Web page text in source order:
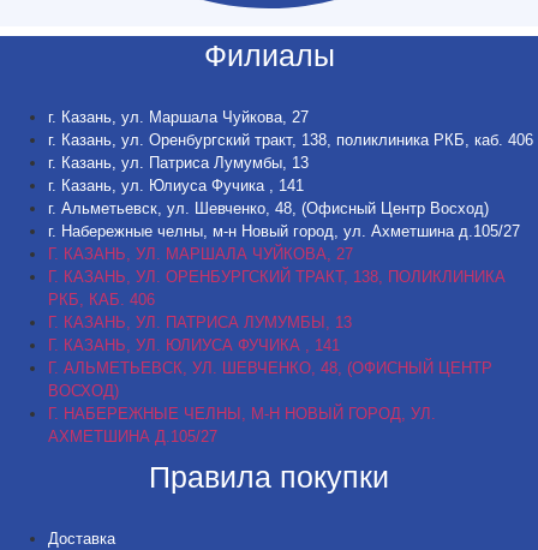
Филиалы
г. Казань, ул. Маршала Чуйкова, 27
г. Казань, ул. Оренбургский тракт, 138, поликлиника РКБ, каб. 406
г. Казань, ул. Патриса Лумумбы, 13
г. Казань, ул. Юлиуса Фучика , 141
г. Альметьевск, ул. Шевченко, 48, (Офисный Центр Восход)
г. Набережные челны, м-н Новый город, ул. Ахметшина д.105/27
Г. КАЗАНЬ, УЛ. МАРШАЛА ЧУЙКОВА, 27
Г. КАЗАНЬ, УЛ. ОРЕНБУРГСКИЙ ТРАКТ, 138, ПОЛИКЛИНИКА
РКБ, КАБ. 406
Г. КАЗАНЬ, УЛ. ПАТРИСА ЛУМУМБЫ, 13
Г. КАЗАНЬ, УЛ. ЮЛИУСА ФУЧИКА , 141
Г. АЛЬМЕТЬЕВСК, УЛ. ШЕВЧЕНКО, 48, (ОФИСНЫЙ ЦЕНТР
ВОСХОД)
Г. НАБЕРЕЖНЫЕ ЧЕЛНЫ, М-Н НОВЫЙ ГОРОД, УЛ.
АХМЕТШИНА Д.105/27
Правила покупки
Доставка